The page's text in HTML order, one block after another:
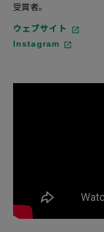
受賞者。
ウェブサイト
Instagram